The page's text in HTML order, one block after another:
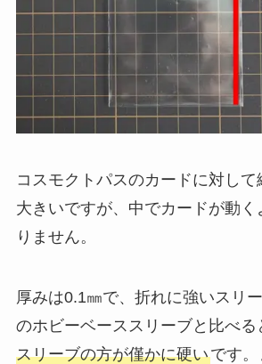
コスモクトパスのカードに対し
大きいですが、中でカードが動く
りません。
厚みは0.1㎜で、折れに強いスリ
のホビーベーススリーブと比べる
スリーブの方が僅かに硬いです。